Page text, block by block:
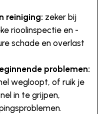
reiniging: zeker bij
rioolinspectie en -
schade en overlast
problemen:
wegloopt, of ruik je
in te grijpen,